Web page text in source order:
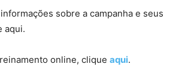
sobre a campanha e seus
aqui.
online, clique aqui.